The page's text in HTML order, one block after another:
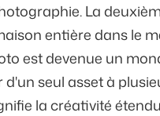
La
entière dans le
est devenue un
seul asset à
la créativité